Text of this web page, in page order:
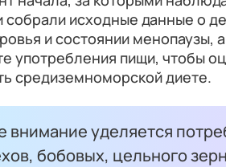
собрали исходные данные о
и состоянии менопаузы,
употребления пищи, чтобы
средиземноморской диете.
внимание уделяется
бобовых, цельного